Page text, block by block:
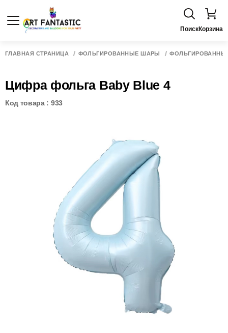
ПоискКорзина
ГЛАВНАЯ СТРАНИЦА ФОЛЬГИРОВАННЫЕ ШАРЫ
Цифра фольга Baby Blue 4
Код товара : 933